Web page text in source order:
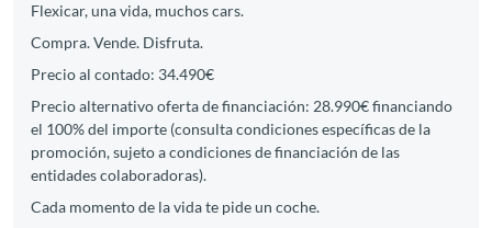
Flexicar, una vida, muchos cars.
Compra. Vende. Disfruta.
Precio al contado: 34.490€
Precio alternativo oferta de financiación: 28.990€ financiando
el 100% del importe (consulta condiciones específicas de la
promoción, sujeto a condiciones de financiación de las
entidades colaboradoras).
Cada momento de la vida te pide un coche.